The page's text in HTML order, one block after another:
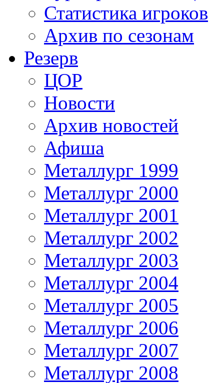
Статистика игроков
Архив по сезонам
Резерв
ЦОР
Новости
Архив новостей
Афиша
Металлург 1999
Металлург 2000
Металлург 2001
Металлург 2002
Металлург 2003
Металлург 2004
Металлург 2005
Металлург 2006
Металлург 2007
Металлург 2008